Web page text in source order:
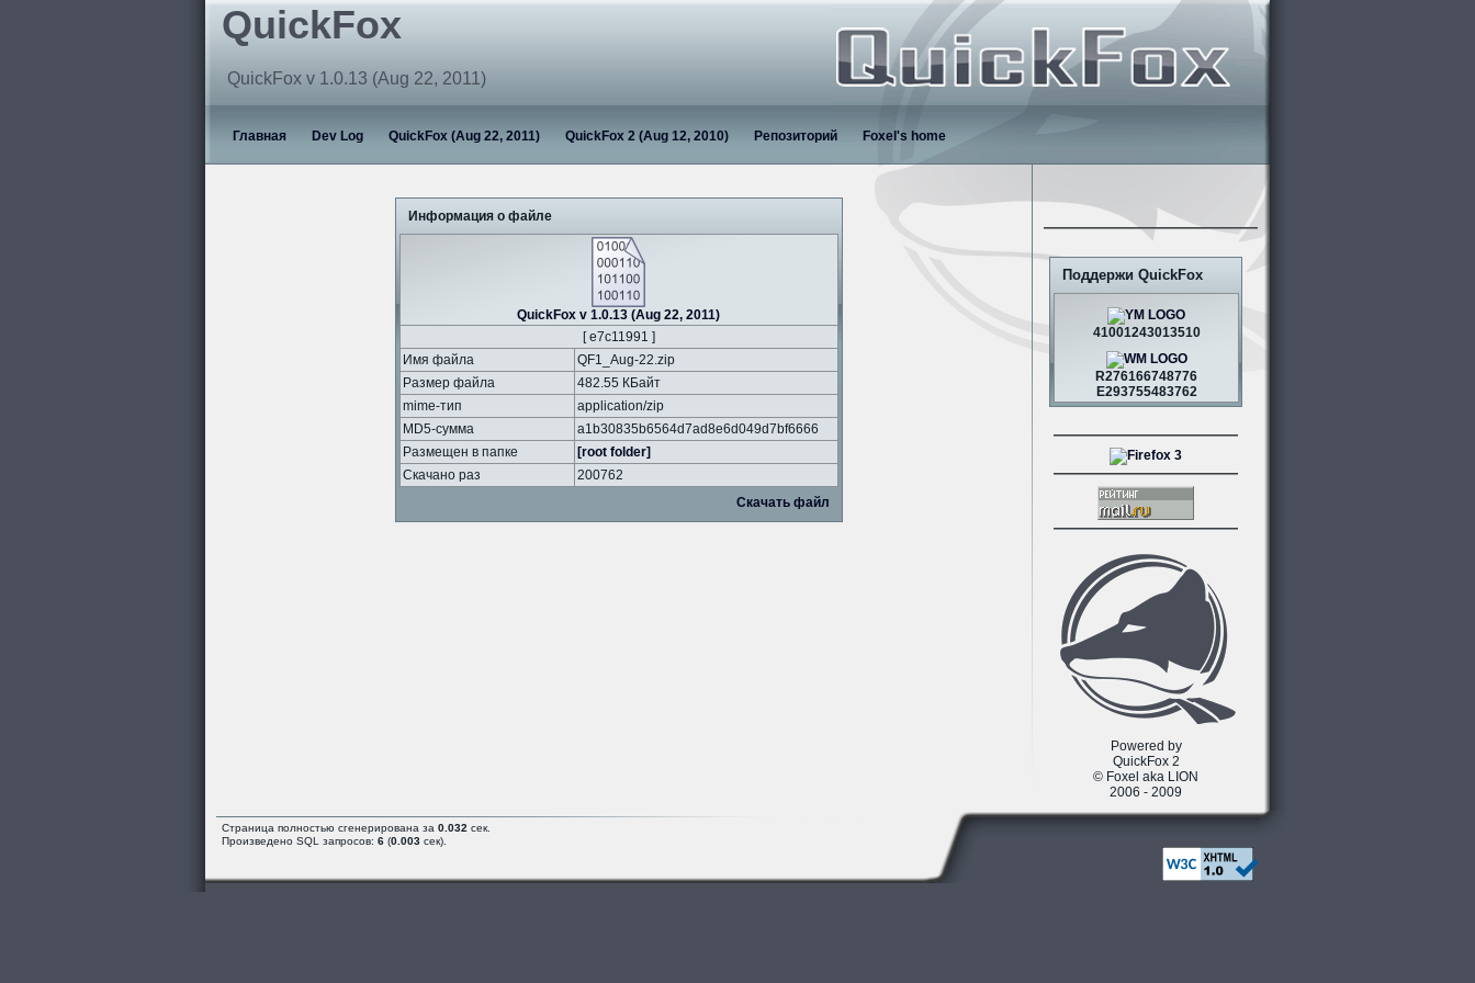
QuickFox
QuickFox v 1.0.13 (Aug 22, 2011)
Главная Dev Log QuickFox (Aug 22, 2011) QuickFox 2 (Aug 12, 2010) Репозиторий Foxel's home
Информация о файле
QuickFox v 1.0.13 (Aug 22, 2011)
[ e7c11991 ]
Имя файла
QF1_Aug-22.zip
Размер файла
482.55 КБайт
mime-тип
application/zip
MD5-сумма
a1b30835b6564d7ad8e6d049d7bf6666
Размещен в папке
[root folder]
Скачано раз
200762
Скачать файл
Поддержи QuickFox
41001243013510
R276166748776
E293755483762
Powered by
QuickFox 2
© Foxel aka LION
2006 - 2009
Страница полностью сгенерирована за 0.032 сек.
Произведено SQL запросов: 6 (0.003 сек).